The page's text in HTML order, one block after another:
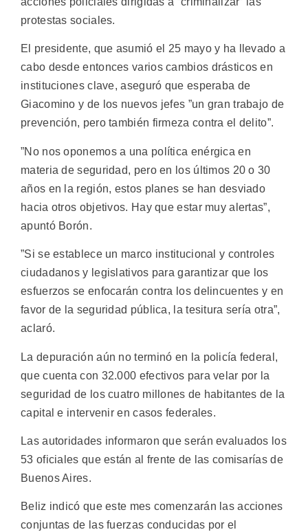
protestas sociales.
El presidente, que asumió el 25 mayo y ha llevado a
cabo desde entonces varios cambios drásticos en
instituciones clave, aseguró que esperaba de
Giacomino y de los nuevos jefes ”un gran trabajo de
prevención, pero también firmeza contra el delito”.
”No nos oponemos a una política enérgica en
materia de seguridad, pero en los últimos 20 o 30
años en la región, estos planes se han desviado
hacia otros objetivos. Hay que estar muy alertas”,
apuntó Borón.
”Si se establece un marco institucional y controles
ciudadanos y legislativos para garantizar que los
esfuerzos se enfocarán contra los delincuentes y en
favor de la seguridad pública, la tesitura sería otra”,
aclaró.
La depuración aún no terminó en la policía federal,
que cuenta con 32.000 efectivos para velar por la
seguridad de los cuatro millones de habitantes de la
capital e intervenir en casos federales.
Las autoridades informaron que serán evaluados los
53 oficiales que están al frente de las comisarías de
Buenos Aires.
Beliz indicó que este mes comenzarán las acciones
conjuntas de las fuerzas conducidas por el